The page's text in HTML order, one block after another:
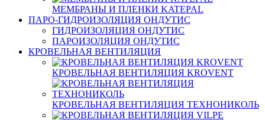
МЕМБРАНЫ И ПЛЕНКИ KATEPAL
ПАРО-ГИДРОИЗОЛЯЦИЯ ОНДУТИС
ГИДРОИЗОЛЯЦИЯ ОНДУТИС
ПАРОИЗОЛЯЦИЯ ОНДУТИС
КРОВЕЛЬНАЯ ВЕНТИЛЯЦИЯ
КРОВЕЛЬНАЯ ВЕНТИЛЯЦИЯ KROVENT
КРОВЕЛЬНАЯ ВЕНТИЛЯЦИЯ ТЕХНОНИКОЛЬ